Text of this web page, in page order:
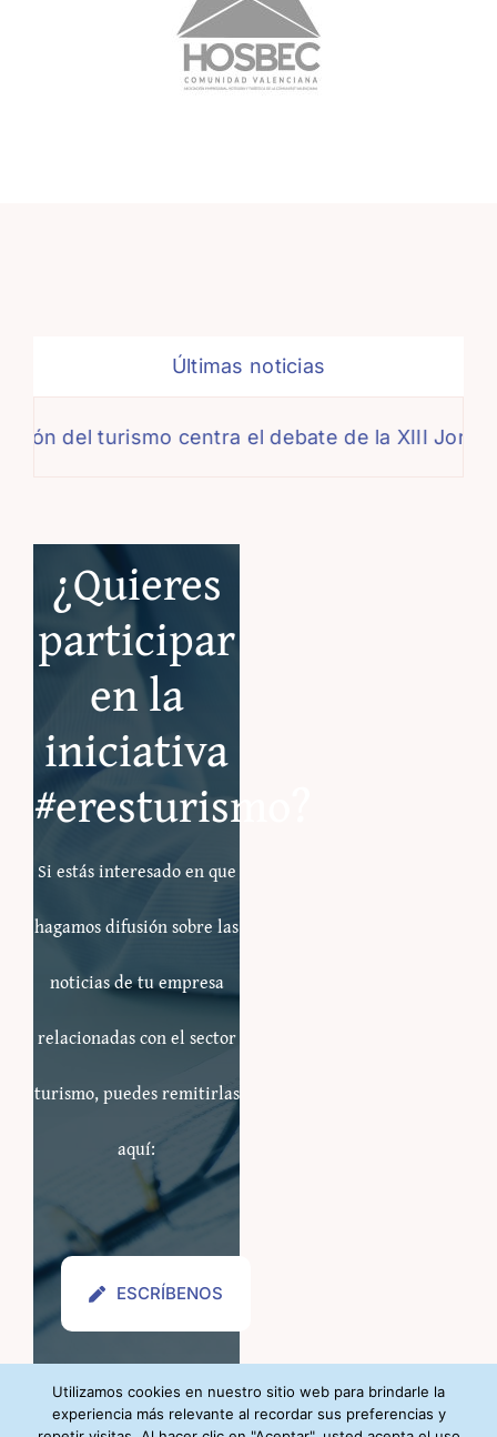
Últimas noticias
centra el debate de la XIII Jornada de
¿Quieres
participar
en la
iniciativa
#eresturismo?
Si estás interesado en que
hagamos difusión sobre las
noticias de tu empresa
relacionadas con el sector
turismo, puedes remitirlas
aquí:
ESCRÍBENOS
Utilizamos cookies en nuestro sitio web para brindarle la
experiencia más relevante al recordar sus preferencias y